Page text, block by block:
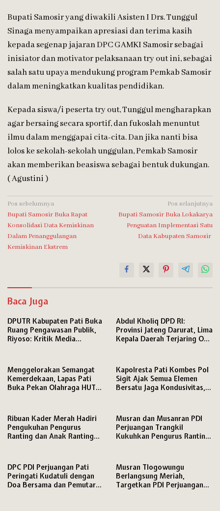
Bupati Samosir yang diwakili Asisten I Drs. Tunggul
Sinaga menyampaikan apresiasi dan terima kasih
kepada segenap jajaran DPC GAMKI Samosir sebagai
inisiator dan motivator pelaksanaan try out ini, sebagai
salah satu upaya mendukung program Pemkab Samosir
dalam meningkatkan kualitas pendidikan.
Kepada siswa/i peserta try out, Tunggul mengharapkan
agar bersaing secara sportif, dan fukoslah menuntut
ilmu dalam menggapai cita-cita. Dan jika nanti bisa
lolos ke sekolah-sekolah unggulan, Pemkab Samosir
akan memberikan beasiswa sebagai bentuk dukungan.
( Agustini )
Navigasi
pos
Pos sebelumnya
Bupati Samosir Buka Rapat
Konsolidasi Data Kemiskinan
Dalam Penanggulangan
Kemiskinan Ekstrem
Pos selanjutnya
Bupati Samosir Buka Lokakarya
Penguatan Implementasi Satu
Data Kabupaten Samosir
Baca Juga
DPUTR Kabupaten Pati Buka
Ruang Pengawasan Publik,
Riyoso: Kritik Media
Abdul Kholiq DPD RI:
Provinsi Jateng Darurat, Lima
Kepala Daerah Terjaring OTT
Menggelorakan Semangat
Kemerdekaan, Lapas Pati
Buka Pekan Olahraga HUT
Perlombaan
Kapolresta Pati Kombes Pol
Sigit Ajak Semua Elemen
Bersatu Jaga Kondusivitas,
Ribuan Kader Merah Hadiri
Pengukuhan Pengurus
Ranting dan Anak Ranting
Musran dan Musanran PDI
Perjuangan Trangkil
Kukuhkan Pengurus Ranting
DPC PDI Perjuangan Pati
Peringati Kudatuli dengan
Doa Bersama dan Pemutaran
Musran Tlogowungu
Berlangsung Meriah,
Targetkan PDI Perjuangan